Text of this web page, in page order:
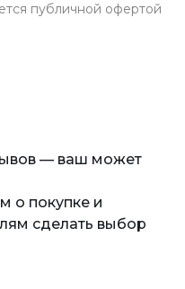
публичной офертой
— ваш может
о покупке и
сделать выбор